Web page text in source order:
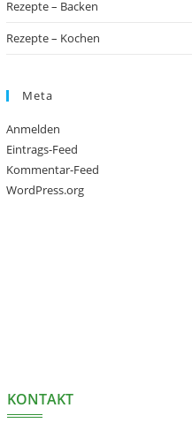
Rezepte – Backen
Rezepte – Kochen
Meta
Anmelden
Eintrags-Feed
Kommentar-Feed
WordPress.org
KONTAKT